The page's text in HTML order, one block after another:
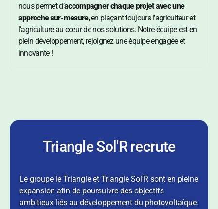
nous permet d’accompagner chaque projet avec une
approche sur-mesure, en plaçant toujours l’agriculteur et
l'agriculture au cœur de nos solutions. Notre équipe est en
plein développement, rejoignez une équipe engagée et
innovante !
Triangle Sol'R recrute
Le groupe le Triangle et Triangle Sol'R sont en pleine
expansion afin de poursuivre des objectifs
ambitieux liés au développement du photovoltaïque.